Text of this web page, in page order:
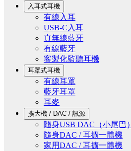
入耳式耳機
有線入耳
USB-C入耳
真無線藍牙
有線藍牙
客製化監聽耳機
耳罩式耳機
有線耳罩
藍牙耳罩
耳麥
擴大機 / DAC / 訊源
隨身USB DAC（小尾巴）
隨身DAC / 耳擴一體機
家用DAC / 耳擴一體機